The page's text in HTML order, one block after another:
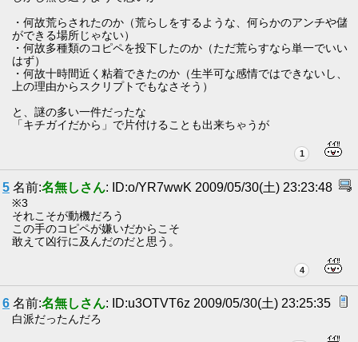
・何故荒らされたのか（荒らしをするような、何らかのアンチや儲
ができる場所じゃない）
・何故多種類のコピペを投下したのか（ただ荒らすなら単一でいい
はず）
・何故十時間近く粘着できたのか（生半可な感情ではできないし、
上の理由からスクリプトでもなさそう）
と、謎の多い一件だったな
「キチガイだから」で片付けることも出来ちゃうが
1
5 名前:名無しさん: ID:o/YR7wwK 2009/05/30(土) 23:23:48
※3
それこそが動機だろう
この手のコピペが嫌いだからこそ
敢えて凶行に及んだのだと思う。
4
6 名前:名無しさん: ID:u3OTVT6z 2009/05/30(土) 23:25:35
白派だったんだろ